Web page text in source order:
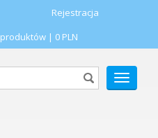
Rejestracja
produktów | 0 PLN
POKAŻ
MENU